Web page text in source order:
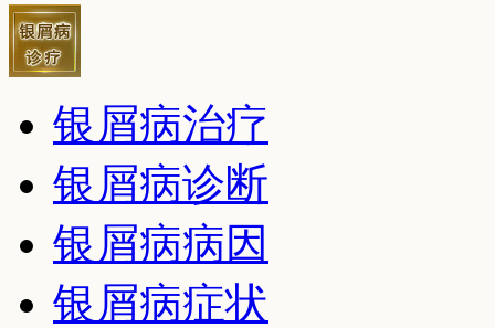
银屑病治疗
银屑病诊断
银屑病病因
银屑病症状